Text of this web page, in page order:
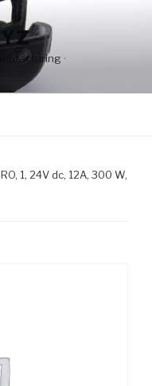
·
1, 24V dc, 12A, 300 W,